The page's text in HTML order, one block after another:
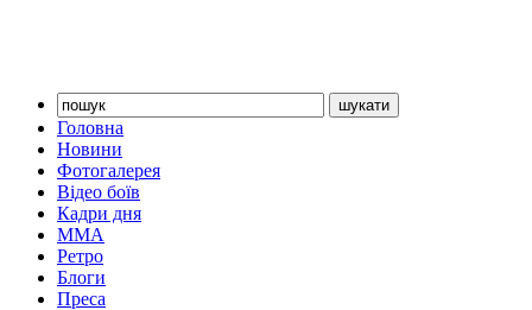
Головна
Новини
Фотогалерея
Відео боїв
Кадри дня
ММА
Ретро
Блоги
Преса